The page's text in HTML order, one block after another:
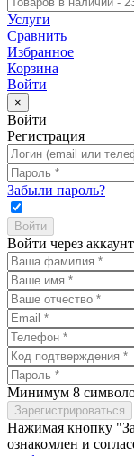
Услуги
Сравнить
Избранное
Корзина
Войти
×
Войти
Регистрация
Забыли пароль?
Войти через
Минимум 8
Нажимая кнопку
ознакомлен и